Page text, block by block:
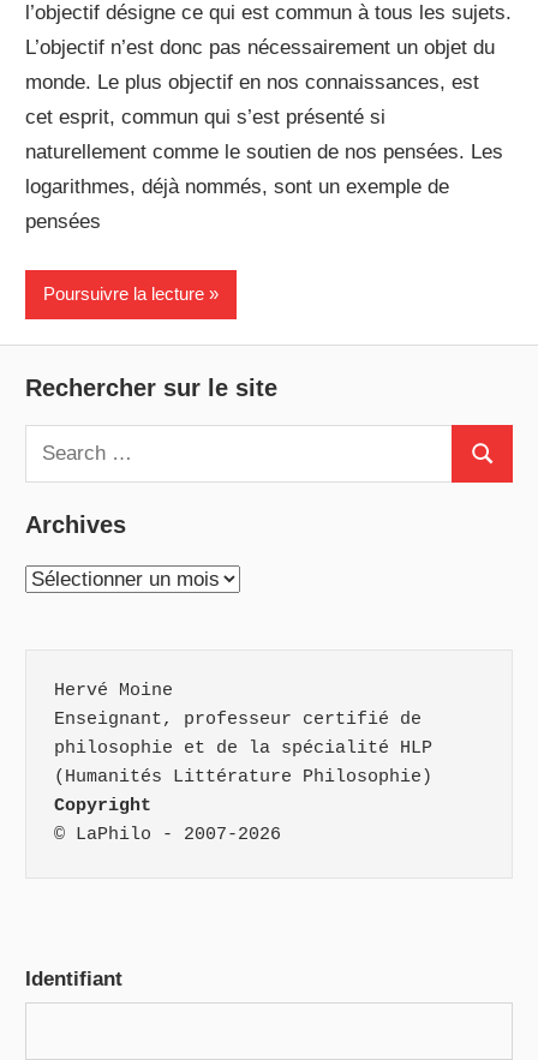
l’objectif désigne ce qui est commun à tous les sujets.
L’objectif n’est donc pas nécessairement un objet du
monde. Le plus objectif en nos connaissances, est
cet esprit, commun qui s’est présenté si
naturellement comme le soutien de nos pensées. Les
logarithmes, déjà nommés, sont un exemple de
pensées
Poursuivre la lecture
Rechercher sur le site
Search
for:
Search
Archives
Archives
Hervé Moine
Enseignant, professeur certifié de
philosophie et de la spécialité HLP
(Humanités Littérature Philosophie)
Copyright
© LaPhilo - 2007-2026
Identifiant